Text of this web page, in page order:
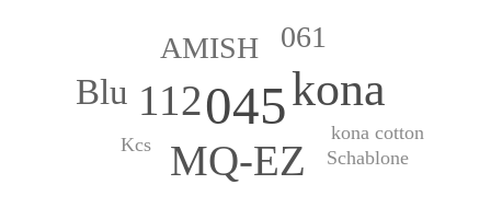
045kona
MQ-EZ
112
Blu
AMISH 061
Kcs
Schablone
kona cotton